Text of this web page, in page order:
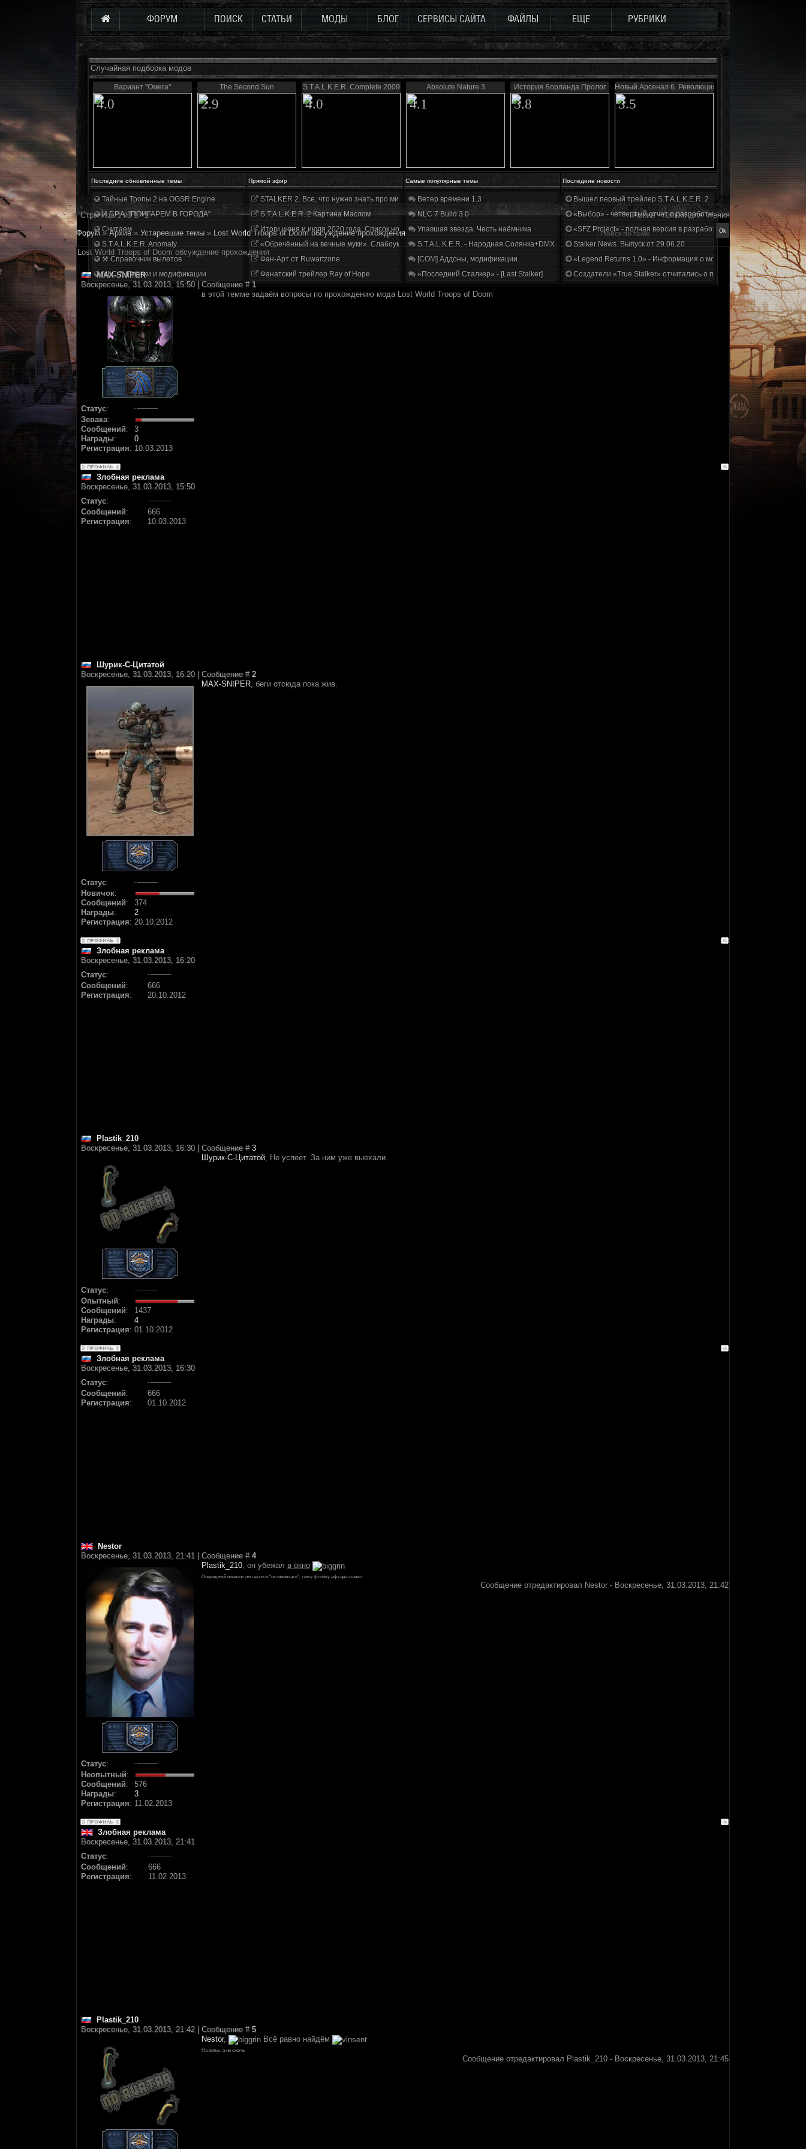
ФОРУМ ПОИСК СТАТЬИ МОДЫ БЛОГ СЕРВИСЫ САЙТА ФАЙЛЫ ЕЩЕ РУБРИКИ
Случайная подборка модов
Вариант "Омега"
4.0
The Second Sun
2.9
S.T.A.L.K.E.R. Complete 2009
4.0
Absolute Nature 3
4.1
История Борланда.Пролог
3.8
Новый Арсенал 6. Революция
3.5
Последние обновленные темы Прямой эфир Самые популярные темы Последние новости
Тайные Тропы 2 на OGSR Engine
И.Г.Р.А. "ПОИГАРЕМ В ГОРОДА"
Считаем
S.T.A.L.K.E.R. Anomaly
⚒ Справочник вылетов
NLC 7. Правки и модификации
STALKER 2. Все, что нужно знать про мир, геймплей и сюжет | Разбор трейлера
S.T.A.L.K.E.R. 2 Картина Маслом
Итоги июня и июля 2020 года. Список нововведений
«Обречённый на вечные муки». Слабоумие и отвага
Фан-Арт от Ruwartzone
Фанатский трейлер Ray of Hope
Ветер времени 1.3
NLC 7 Build 3.0
Упавшая звезда. Честь наёмника
S.T.A.L.K.E.R. - Народная Солянка+DMX 1.3.5.ООП.МА.К.
[COM] Аддоны, модификации.
«Последний Сталкер» - [Last Stalker]
Вышел первый трейлер S.T.A.L.K.E.R. 2
«Выбор» - четвертый отчет о разработке!
«SFZ Project» - полная версия в разработке!
Stalker News. Выпуск от 29.06.20
«Legend Returns 1.0» - Информация о моде за июнь 2020
Создатели «True Stalker» отчитались о проделанной работе
Страница1из1 1
Архив - только для чтения
Форум » Архив » Устаревшие темы » Lost World Troops of Doom обсуждение прохождения
Lost World Troops of Doom обсуждение прохождения
MAX-SNIPER
Воскресенье, 31.03.2013, 15:50 | Сообщение #1
Статус:
Зевака:
Сообщений:
3
Награды:
0
Регистрация: 10.03.2013
в этой темме задаём вопросы по прохождению мода Lost World Troops of Doom
Злобная реклама
Воскресенье, 31.03.2013, 15:50
Статус:
Сообщений:
666
Регистрация: 10.03.2013
Шурик-С-Цитатой
Воскресенье, 31.03.2013, 16:20 | Сообщение # 2
Статус:
Новичок:
Сообщений:
374
Награды:
2
Регистрация: 20.10.2012
MAX-SNIPER, беги отсюда пока жив.
Злобная реклама
Воскресенье, 31.03.2013, 16:20
Статус:
Сообщений:
666
Регистрация: 20.10.2012
Plastik_210
Воскресенье, 31.03.2013, 16:30 | Сообщение # 3
Статус:
Опытный:
Сообщений:
1437
Награды:
4
Регистрация: 01.10.2012
Шурик-С-Цитатой, Не успеет. За ним уже выехали.
Злобная реклама
Воскресенье, 31.03.2013, 16:30
Статус:
Сообщений:
666
Регистрация: 01.10.2012
Nestor
Воскресенье, 31.03.2013, 21:41 | Сообщение # 4
Статус:
Неопытный:
Сообщений:
576
Награды:
3
Регистрация: 11.02.2013
Plastik_210, он убежал в окно
Очередный новичок пытаёться "октивничать", тему фтопку афтара сшиеч
Сообщение отредактировал Nestor - Воскресенье, 31.03.2013, 21:42
Злобная реклама
Воскресенье, 31.03.2013, 21:41
Статус:
Сообщений:
666
Регистрация: 11.02.2013
Plastik_210
Воскресенье, 31.03.2013, 21:42 | Сообщение # 5
Nestor, Всё равно найдём
На вилы, а не сжечь
Сообщение отредактировал Plastik_210 - Воскресенье, 31.03.2013, 21:45